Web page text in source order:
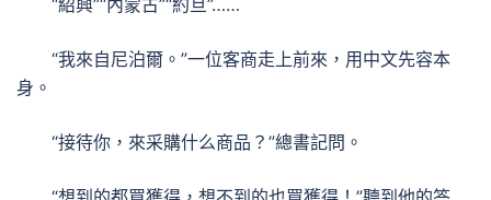
“紹興”“內蒙古”“約旦”……
“我來自尼泊爾。”一位客商走上前來，用中文先容本
身。
“接待你，來采購什么商品？”總書記問。